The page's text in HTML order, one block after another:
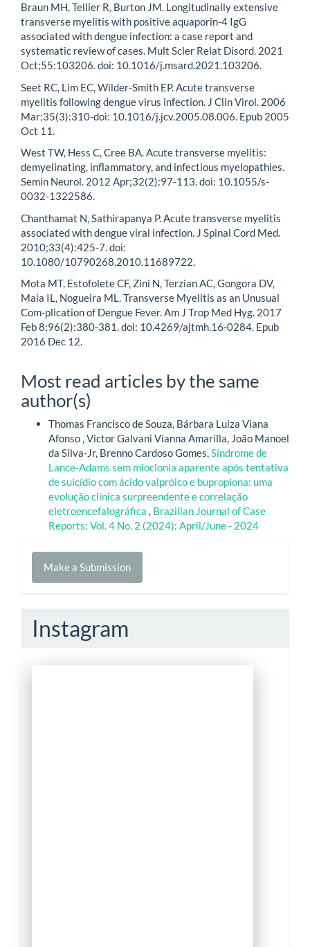
Braun MH, Tellier R, Burton JM. Longitudinally extensive
transverse myelitis with positive aquaporin-4 IgG
associated with dengue infection: a case report and
systematic review of cases. Mult Scler Relat Disord. 2021
Oct;55:103206. doi: 10.1016/j.msard.2021.103206.
Seet RC, Lim EC, Wilder-Smith EP. Acute transverse
myelitis following dengue virus infection. J Clin Virol. 2006
Mar;35(3):310-doi: 10.1016/j.jcv.2005.08.006. Epub 2005
Oct 11.
West TW, Hess C, Cree BA. Acute transverse myelitis:
demyelinating, inflammatory, and infectious myelopathies.
Semin Neurol. 2012 Apr;32(2):97-113. doi: 10.1055/s-
0032-1322586.
Chanthamat N, Sathirapanya P. Acute transverse myelitis
associated with dengue viral infection. J Spinal Cord Med.
2010;33(4):425-7. doi:
10.1080/10790268.2010.11689722.
Mota MT, Estofolete CF, Zini N, Terzian AC, Gongora DV,
Maia IL, Nogueira ML. Transverse Myelitis as an Unusual
Com-plication of Dengue Fever. Am J Trop Med Hyg. 2017
Feb 8;96(2):380-381. doi: 10.4269/ajtmh.16-0284. Epub
2016 Dec 12.
Most read articles by the same
author(s)
Thomas Francisco de Souza, Bárbara Luiza Viana
Afonso , Victor Galvani Vianna Amarilla, João Manoel
da Silva-Jr, Brenno Cardoso Gomes,Síndrome de
Lance-Adams sem mioclonia aparente após tentativa
de suicídio com ácido valpróico e bupropiona: uma
evolução clínica surpreendente e correlação
eletroencefalográfica , Brazilian Journal of Case
Reports: Vol. 4 No. 2 (2024): April/June - 2024
Make
Make a Submission
Instagram